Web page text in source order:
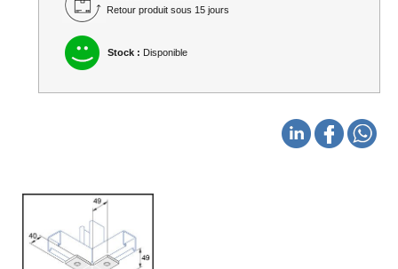
Retour produit sous 15 jours
Stock : Disponible